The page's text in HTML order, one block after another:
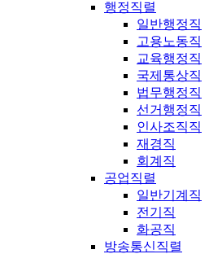
행정직렬
일반행정직
고용노동직
교육행정직
국제통상직
법무행정직
선거행정직
인사조직직
재경직
회계직
공업직렬
일반기계직
전기직
화공직
방송통신직렬